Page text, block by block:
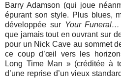
Barry Adamson (qui joue
épurant son style. Plus blues,
développée sur Your
que jamais tout en ouvrant sur
pour un Nick Cave au sommet
ce coup d’œil vers les
Long Time Man » (créditée à
d’une reprise d’un vieux